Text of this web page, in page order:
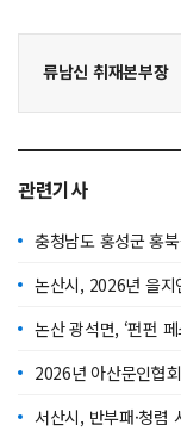
류남신 취재본부장
관련기사
충청남도 홍성군 홍
논산시, 2026년 을지
논산 광석면, ‘펀펀
2026년 아산문인협
서산시, 반부패·청렴